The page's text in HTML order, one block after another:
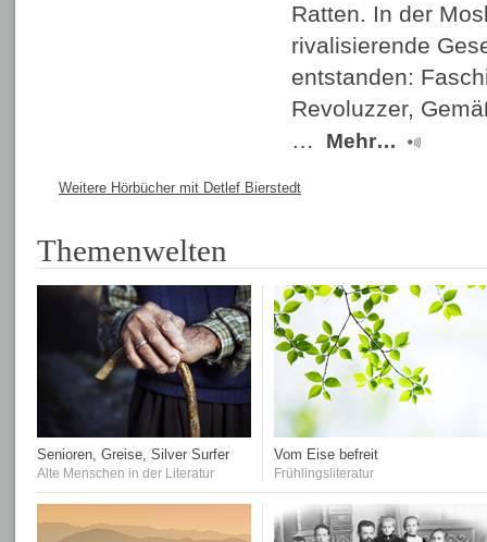
Ratten. In der
rivalisierende
entstanden:
Revoluzzer,
…
Mehr…
Weitere Hörbücher mit Detlef Bierstedt
Themenwelten
Senioren, Greise, Silver Surfer
Alte Menschen in der Literatur
Vom Eise befreit
Frühlingsliteratur